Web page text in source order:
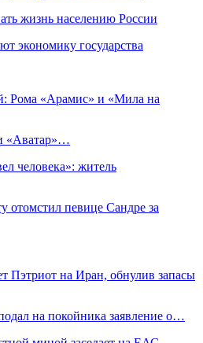
жизнь населению России
экономику государства
Рома «Арамис» и «Мила на
«Аватар»…
человека»: житель
отомстил певице Сандре за
Пэтриот на Иран, обнулив запасы
на покойника заявление о…